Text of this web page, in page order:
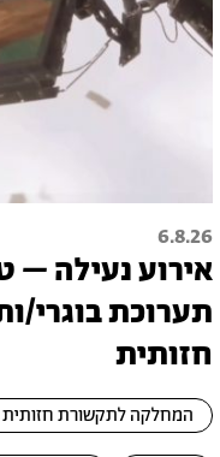
6.8.26
תערוכת
חזותית
המחלקה לתקשורת חזותית